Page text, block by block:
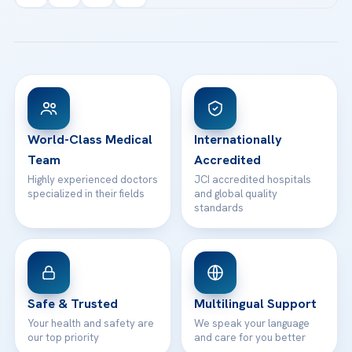
Acibadem Kartal Hospital
View All Hospitals
Patient Rights
Contact
Email us
WhatsApp Support
World-Class Medical
Team
Highly experienced doctors
specialized in their fields
Internationally
Accredited
JCI accredited hospitals
and global quality
standards
Safe & Trusted
Your health and safety are
our top priority
Multilingual Support
We speak your language
and care for you better